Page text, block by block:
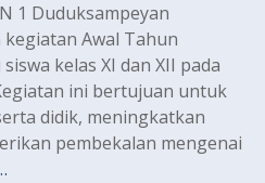
1 Duduksampeyan
Awal Tahun
kelas XI dan XII pada
ini bertujuan untuk
didik, meningkatkan
pembekalan mengenai